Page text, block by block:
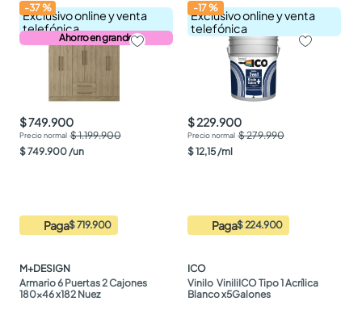
Exclusivo online y venta
telefónica
Ahorro en grande
-37%
$ 749.900
$ 1.199.900
$749.900 /un
Paga$ 719.900
M+DESIGN
Armario 6 Puertas 2 Cajones
180x46 x182 Nuez
Exclusivo online y venta
telefónica
-17%
$ 229.900
$ 279.990
$12,15 /ml
Paga$ 224.900
ICO
Vinilo  ViniliICO Tipo 1 Acrílica
Blanco x5Galones